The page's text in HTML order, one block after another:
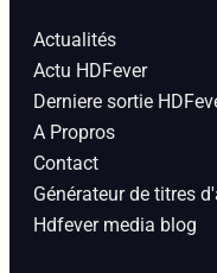
Actualités
Actu HDFever
Derniere sortie
A Propros
Contact
Générateur de titres
Hdfever media blog